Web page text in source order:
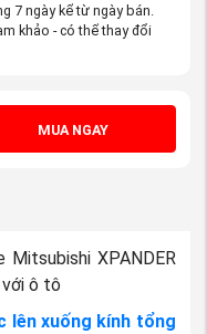
7 ngày kể từ ngày bán.
khảo - có thể thay đổi
MUA NGAY
XPANDER
ô tô
lên xuống kính tổng